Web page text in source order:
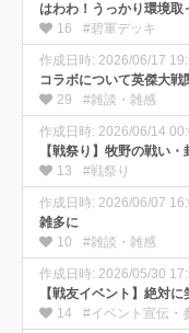
はわわ！うっかり環境取
16
#碧軍デッキ
作成日時: 2026/06/17
コラボについて英傑大戦
29
#雑談・雑感
作成日時: 2026/06/14
【戦祭り】牧野の戦い・
13
#戦祭り
作成日時: 2026/06/07
雑多に
10
#雑談・雑感
作成日時: 2026/05/30
【戦友イベント】絶対
14
#イベント宣伝・